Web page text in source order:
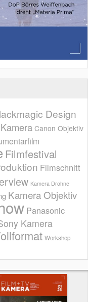
Design
Canon Objektiv
Filmfestival
Filmschnitt
Kamera Drohne
Kamera Objektiv
Panasonic
Kamera
Workshop